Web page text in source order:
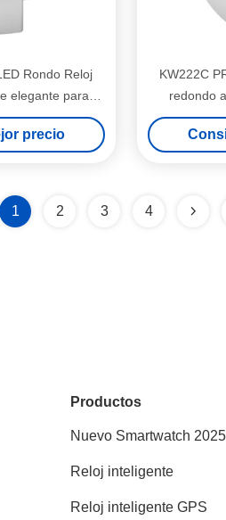
Rondo Reloj
elegante para
precio
KW222C
redondo
1 2 3 4
Productos
Nuevo Smartwatch 2025
Reloj inteligente
Reloj inteligente GPS